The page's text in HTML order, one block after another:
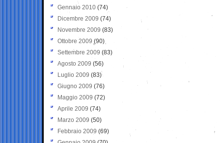
Gennaio 2010 (74)
Dicembre 2009 (74)
Novembre 2009 (83)
Ottobre 2009 (90)
Settembre 2009 (83)
Agosto 2009 (56)
Luglio 2009 (83)
Giugno 2009 (76)
Maggio 2009 (72)
Aprile 2009 (74)
Marzo 2009 (50)
Febbraio 2009 (69)